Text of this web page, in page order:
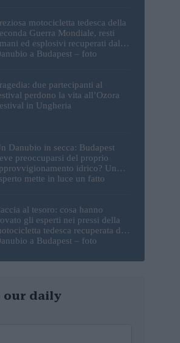
motocicletta tedesca della
Guerra Mondiale, resti
ed esplosivi recuperati dal
a Budapest – foto
due partecipanti al
perdono la vita all’Ozora
in Ungheria
Danubio in secca: Budapest
preoccuparsi del proprio
idrico? Un
mette in luce un fatto
al tesoro: cosa hanno
gli esperti nei pressi della
tedesca recuperata dal
a Budapest – foto
our daily